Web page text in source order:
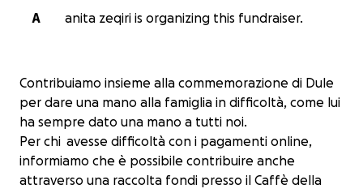
A
anita zeqiri is organizing this fundraiser.
Contribuiamo insieme alla commemorazione di Dule
per dare una mano alla famiglia in difficoltà, come lui
ha sempre dato una mano a tutti noi.
Per chi avesse difficoltà con i pagamenti online,
informiamo che è possibile contribuire anche
attraverso una raccolta fondi presso il Caffè della